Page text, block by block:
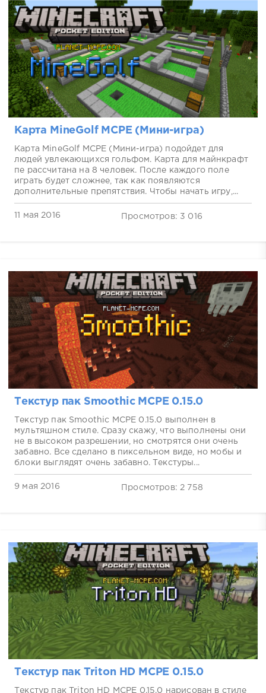
Карта MineGolf MCPE (Мини-игра)
Карта MineGolf MCPE (Мини-игра) подойдет для
людей увлекающихся гольфом. Карта для майнкрафт
пе рассчитана на 8 человек. После каждого поле
играть будет сложнее, так как появляются
дополнительные препятствия. Чтобы начать игру,...
11 мая 2016 Просмотров: 3 016
Текстур пак Smoothic MCPE 0.15.0
Текстур пак Smoothic MCPE 0.15.0 выполнен в
мультяшном стиле. Сразу скажу, что выполнены они
не в высоком разрешении, но смотрятся они очень
забавно. Все сделано в пиксельном виде, но мобы и
блоки выглядят очень забавно. Текстуры...
9 мая 2016 Просмотров: 2 758
Текстур пак Triton HD MCPE 0.15.0
Текстур пак Triton HD MCPE 0.15.0 нарисован в стиле